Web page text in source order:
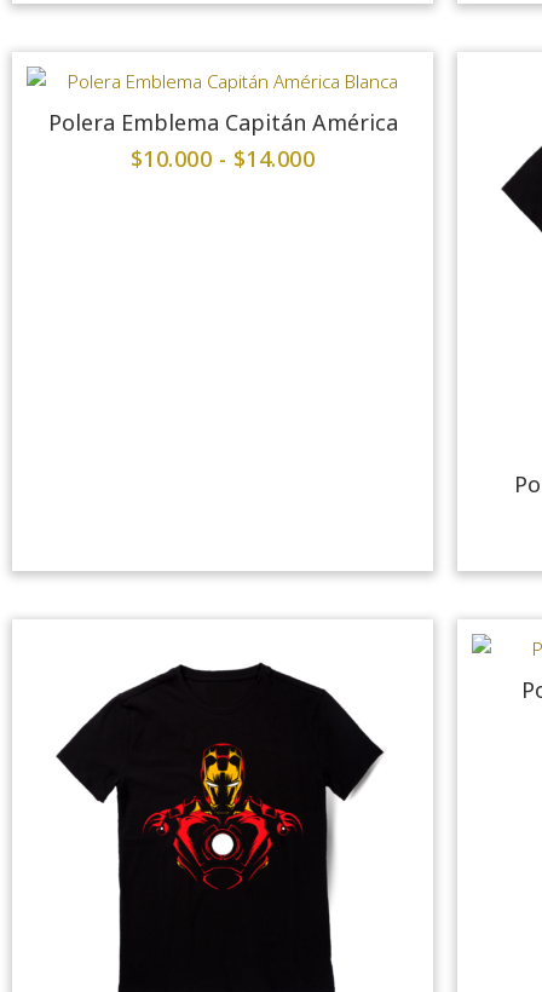
Polera Emblema Capitán América
$10.000 - $14.000